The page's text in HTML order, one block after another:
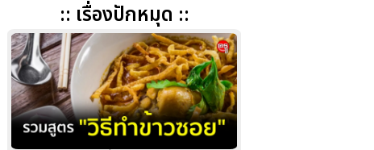
:: เรื่องปักหมุด ::